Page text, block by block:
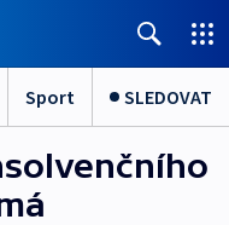
Sport SLEDOVAT